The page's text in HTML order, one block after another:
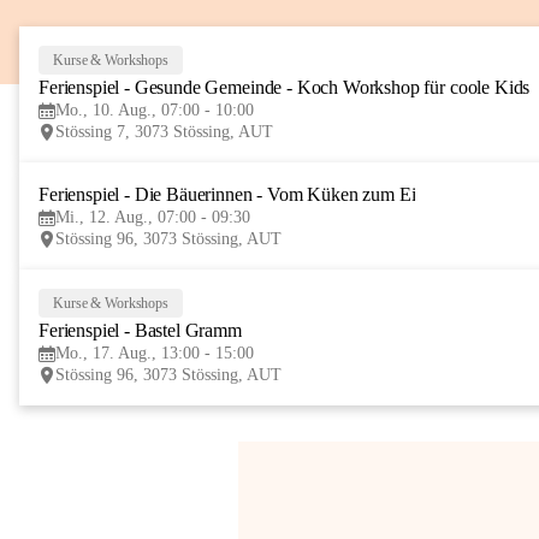
Kurse & Workshops
Ferienspiel - Gesunde Gemeinde - Koch Workshop für coole Kids
Mo., 10. Aug., 07:00 - 10:00
Stössing 7, 3073 Stössing, AUT
Ferienspiel - Die Bäuerinnen - Vom Küken zum Ei
Mi., 12. Aug., 07:00 - 09:30
Stössing 96, 3073 Stössing, AUT
Kurse & Workshops
Ferienspiel - Bastel Gramm
Mo., 17. Aug., 13:00 - 15:00
Stössing 96, 3073 Stössing, AUT